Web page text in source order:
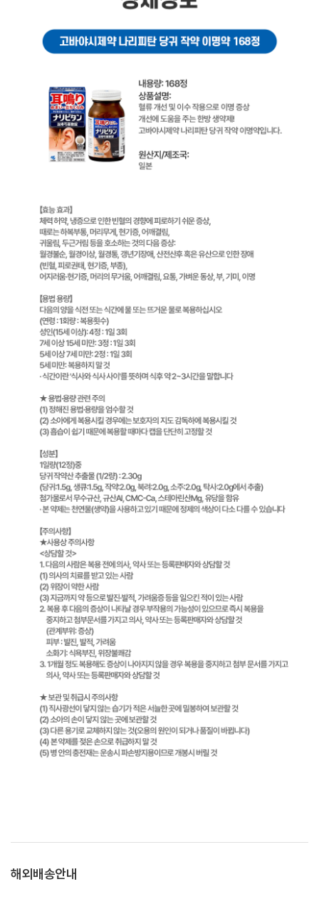
해외배송안내